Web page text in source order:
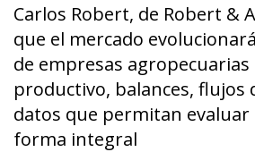
Carlos Robert, de Robert &
que el mercado
de empresas
productivo, balances, flujos
datos que permitan evaluar
forma integral